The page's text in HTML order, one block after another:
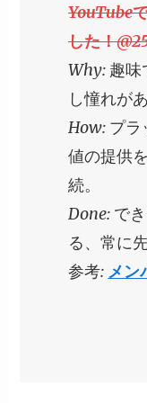
YouTube
した！
Why: 趣味
し憧れが
How: プラ
値の提供
続。
Done: で
る、常に
参考: メン